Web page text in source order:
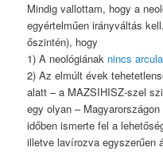
Mindig vallottam, hogy a
egyértelműen irányváltás
őszintén), hogy
1) A neológiának nincs
2) Az elmúlt évek
alatt – a MAZSIHISZ-szel
egy olyan –
időben ismerte fel a
illetve lavírozva egyszerűen